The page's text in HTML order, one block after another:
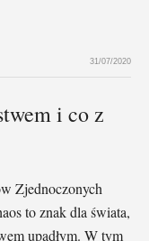
31/07/2020
i co z
Zjednoczonych
to znak dla świata,
upadłym. W tym